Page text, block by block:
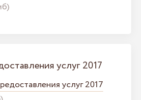
услуг 2017
услуг 2017